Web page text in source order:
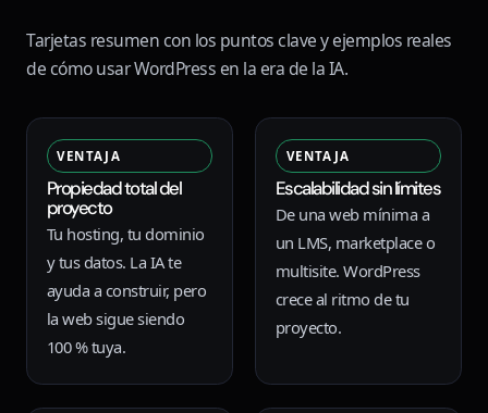
Tarjetas resumen con los puntos clave y ejemplos reales
de cómo usar WordPress en la era de la IA.
VENTAJA
Propiedad total del
proyecto
Tu hosting, tu dominio
y tus datos. La IA te
ayuda a construir, pero
la web sigue siendo
100 % tuya.
VENTAJA
Escalabilidad sin límites
De una web mínima a
un LMS, marketplace o
multisite. WordPress
crece al ritmo de tu
proyecto.